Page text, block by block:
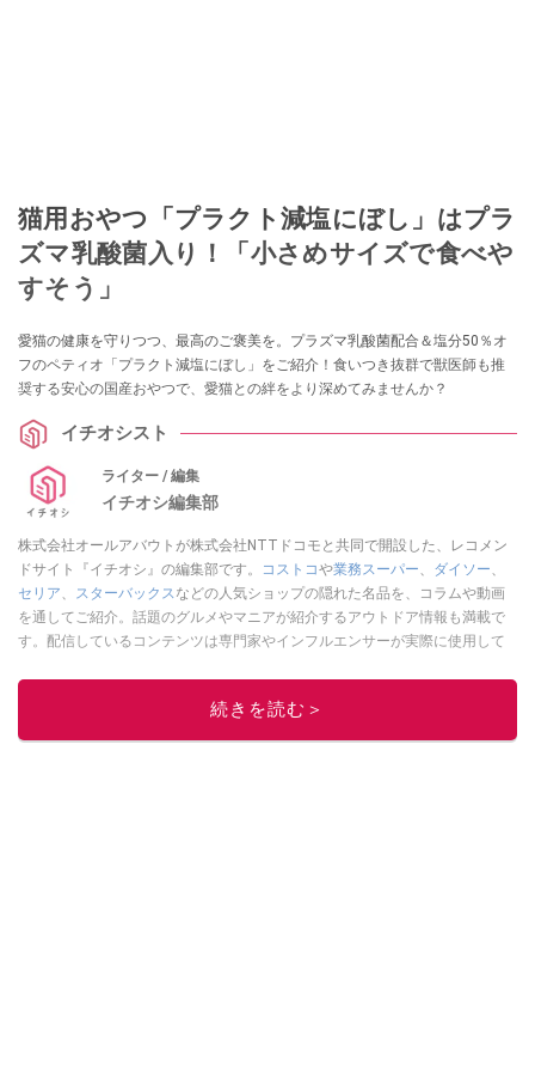
猫用おやつ「プラクト減塩にぼし」はプラ
ズマ乳酸菌入り！「小さめサイズで食べや
すそう」
愛猫の健康を守りつつ、最高のご褒美を。プラズマ乳酸菌配合＆塩分50％オ
フのペティオ「プラクト減塩にぼし」をご紹介！食いつき抜群で獣医師も推
奨する安心の国産おやつで、愛猫との絆をより深めてみませんか？
イチオシスト
ライター / 編集
イチオシ編集部
株式会社オールアバウトが株式会社NTTドコモと共同で開設した、レコメン
ドサイト『イチオシ』の編集部です。
コストコや業務スーパー ダイソー
セリア
スターバックス などの人気ショップの隠れた名品を、コラムや動画
を通してご紹介。話題のグルメやマニアが紹介するアウトドア情報も満載で
す。配信しているコンテンツは専門家やインフルエンサーが実際に使用して
ニュースでフォロー
続きを読む＞